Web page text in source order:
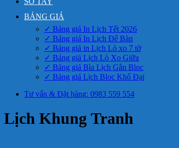
BẢNG GIÁ
✓ Bảng giá In Lịch Tết 2026
✓ Bảng giá In Lịch Để Bàn
✓ Bảng giá in Lịch Lò xo 7 tờ
✓ Bảng giá Lịch Lò Xo Giữa
✓ Bảng giá Bìa Lịch Gắn Bloc
✓ Bảng giá Lịch Bloc Khổ Đại
Tư vấn & Đặt hàng: 0983 559 554
Lịch Khung Tranh